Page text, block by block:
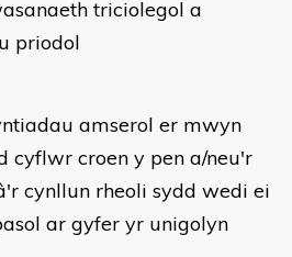
triciolegol a
priodol
amserol er mwyn
cyflwr croen y pen a/neu'r
cynllun rheoli sydd wedi ei
ar gyfer yr unigolyn